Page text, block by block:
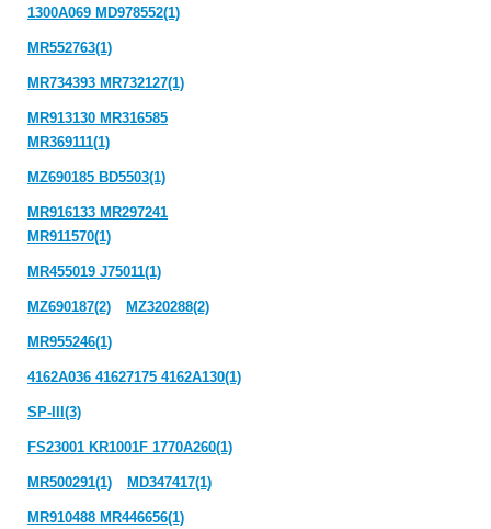
1300A069 MD978552(1)
MR552763(1)
MR734393 MR732127(1)
MR913130 MR316585
MR369111(1)
MZ690185 BD5503(1)
MR916133 MR297241
MR911570(1)
MR455019 J75011(1)
MZ690187(2) MZ320288(2)
MR955246(1)
4162A036 41627175 4162A130(1)
SP-III(3)
FS23001 KR1001F 1770A260(1)
MR500291(1) MD347417(1)
MR910488 MR446656(1)